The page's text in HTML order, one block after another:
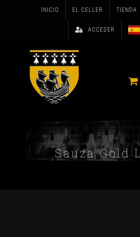
INICIO EL CELLER TIENDA
ACCEDER
Sauza Gold